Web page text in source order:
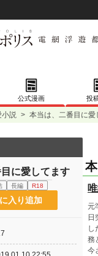
公式漫画 投
小説 > 本当は、二番目に愛
元
日
し
務
今
に愛してます
長編 R18
入り追加